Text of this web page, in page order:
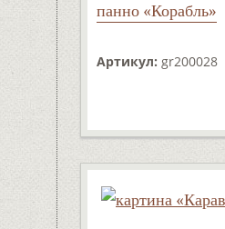
панно «Корабль»
Артикул: gr200028